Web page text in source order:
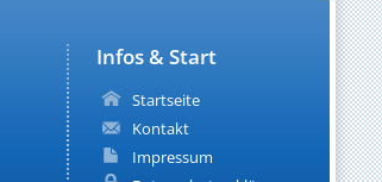
Infos & Start
Startseite
Kontakt
Impressum